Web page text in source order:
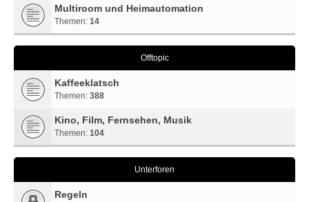
Multiroom und Heimautomation
Themen: 14
Offtopic
Kaffeeklatsch
Themen: 388
Kino, Film, Fernsehen, Musik
Themen: 104
Unterforen
Regeln